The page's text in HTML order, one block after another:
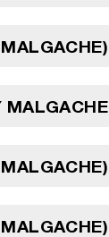
MALGACHE